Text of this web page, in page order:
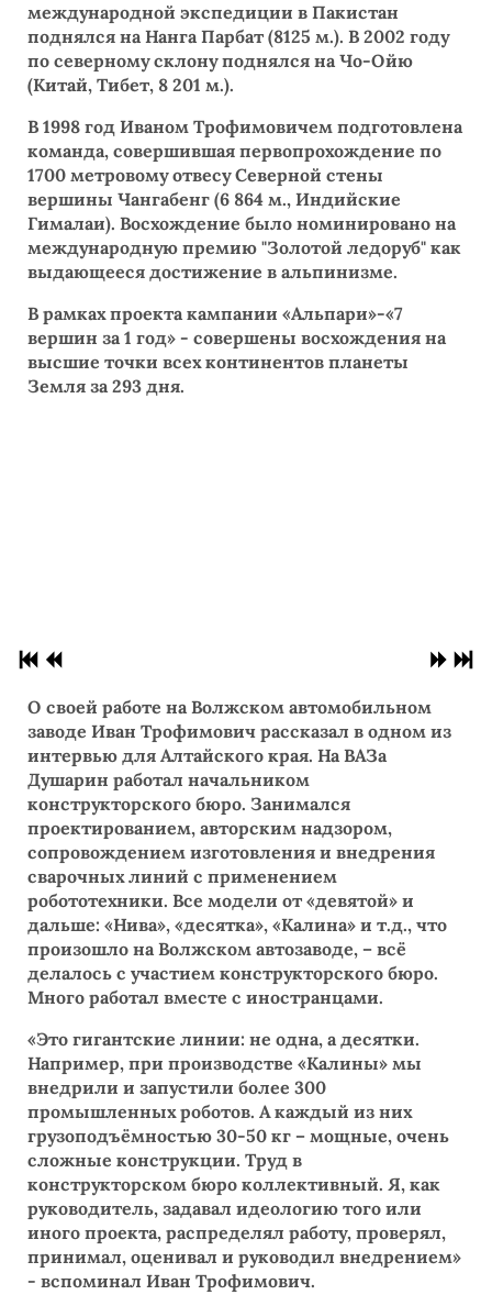
международной экспедиции в Пакистан
поднялся на Нанга Парбат (8125 м.). В 2002 году
по северному склону поднялся на Чо-Ойю
(Китай, Тибет, 8 201 м.).
В 1998 год Иваном Трофимовичем подготовлена
команда, совершившая первопрохождение по
1700 метровому отвесу Северной стены
вершины Чангабенг (6 864 м., Индийские
Гималаи). Восхождение было номинировано на
международную премию "Золотой ледоруб" как
выдающееся достижение в альпинизме.
В рамках проекта кампании «Альпари»-«7
вершин за 1 год» - совершены восхождения на
высшие точки всех континентов планеты
Земля за 293 дня.
О своей работе на Волжском автомобильном
заводе Иван Трофимович рассказал в одном из
интервью для Алтайского края. На ВАЗа
Душарин работал начальником
конструкторского бюро. Занимался
проектированием, авторским надзором,
сопровождением изготовления и внедрения
сварочных линий с применением
робототехники. Все модели от «девятой» и
дальше: «Нива», «десятка», «Калина» и т.д., что
произошло на Волжском автозаводе, – всё
делалось с участием конструкторского бюро.
Много работал вместе с иностранцами.
«Это гигантские линии: не одна, а десятки.
Например, при производстве «Калины» мы
внедрили и запустили более 300
промышленных роботов. А каждый из них
грузоподъёмностью 30-50 кг – мощные, очень
сложные конструкции. Труд в
конструкторском бюро коллективный. Я, как
руководитель, задавал идеологию того или
иного проекта, распределял работу, проверял,
принимал, оценивал и руководил внедрением»
- вспоминал Иван Трофимович.